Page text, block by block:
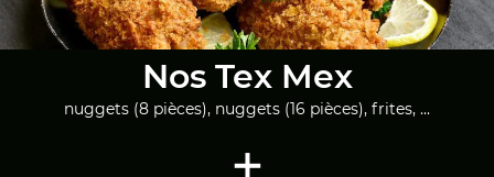
Nos Tex Mex
nuggets (8 pièces), nuggets (16 pièces), frites, ...
+